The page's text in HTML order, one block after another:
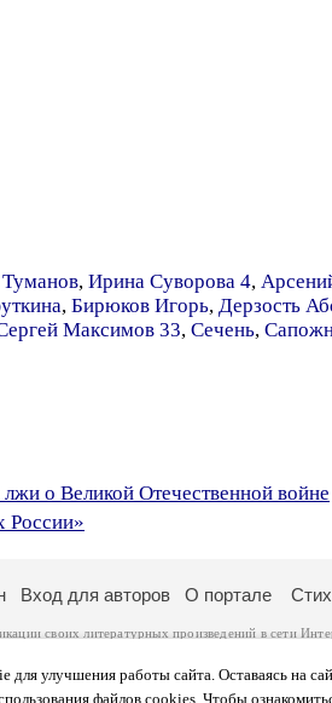
, Ирина Суворова 4,
, Бирюков Игорь, Дерзость
Максимов 33, Сечень,
о Великой Отечественной войне
России»
улучшения работы сайта. Оставаясь на
файлов cookies. Чтобы
Вход для авторов О портале
своих литературных произведений в сети
произведений возможна только с
на основании
. Вы также можете посмотреть более подробную